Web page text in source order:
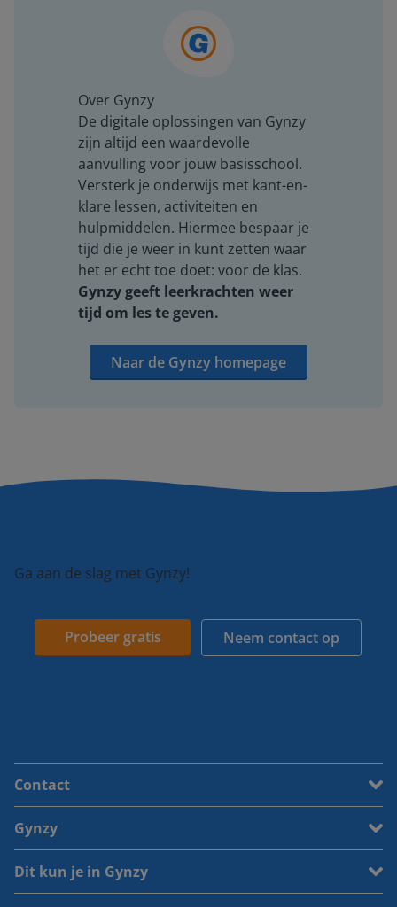
Over Gynzy
De digitale oplossingen van Gynzy
zijn altijd een waardevolle
aanvulling voor jouw basisschool.
Versterk je onderwijs met kant-en-
klare lessen, activiteiten en
hulpmiddelen. Hiermee bespaar je
tijd die je weer in kunt zetten waar
het er echt toe doet: voor de klas.
Gynzy geeft leerkrachten weer
tijd om les te geven.
Naar de Gynzy homepage
Ga aan de slag met Gynzy!
Probeer gratis Neem contact op
Contact
Gynzy
Dit kun je in Gynzy